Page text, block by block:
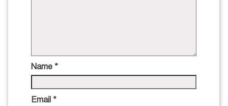
Name *
Email *